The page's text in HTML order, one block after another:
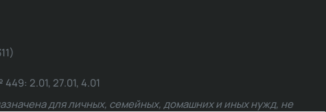
2.01, 27.01, 4.01
для личных, семейных, домашних и иных нужд, не